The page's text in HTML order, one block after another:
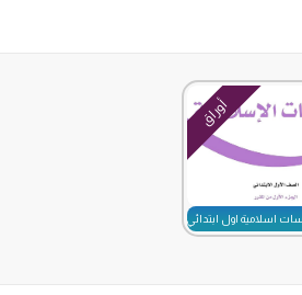
أوراق
اسلامية اول ابتدائي الفصل الاول 1447